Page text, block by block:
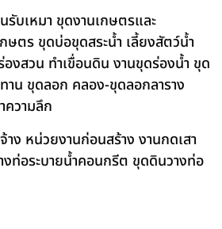
รับเหมา ขุดงานเกษตรและ
ษตร ขุดบ่อขุดสระน้ำ เลี้ยงสัตว์น้ำ
งสวน ทำเขื่อนดิน งานขุดร่องน้ำ ขุด
าน ขุดลอก คลอง-ขุดลอกลาราง
ความลึก
ง หน่วยงานก่อนสร้าง งานกดเสา
งท่อระบายน้ำคอนกรีต ขุดดินวางท่อ